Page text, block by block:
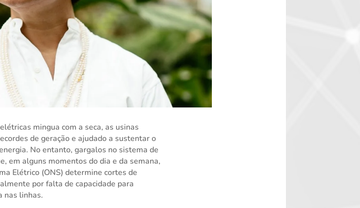
mingua com a seca, as usinas
de geração e ajudado a sustentar o
No entanto, gargalos no sistema de
em alguns momentos do dia e da semana,
Elétrico (ONS) determine cortes de
por falta de capacidade para
nas linhas.